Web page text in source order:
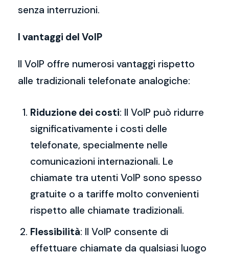
senza interruzioni.
I vantaggi del VoIP
Il VoIP offre numerosi vantaggi rispetto
alle tradizionali telefonate analogiche:
Riduzione dei costi: Il VoIP può ridurre
significativamente i costi delle
telefonate, specialmente nelle
comunicazioni internazionali. Le
chiamate tra utenti VoIP sono spesso
gratuite o a tariffe molto convenienti
rispetto alle chiamate tradizionali.
Flessibilità: Il VoIP consente di
effettuare chiamate da qualsiasi luogo